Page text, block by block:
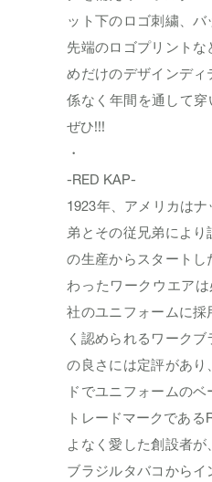
ット下のロゴ刺繍、
先端のロゴプリント
めだけのデザインデ
係なく年間を通して
ぜひ!!!
・
-RED KAP-
1923年、アメリカは
弟とその従兄弟によ
の生産からスタート
わったワークウエア
社のユニフォームに
く認められるワーク
の良さには定評があ
ドでユニフォームのベ
トレードマークである
よなく愛した創設者
ブラジルタバコからイ